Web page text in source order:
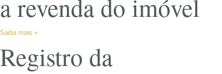
a revenda do imóvel
Saiba mais »
Registro da